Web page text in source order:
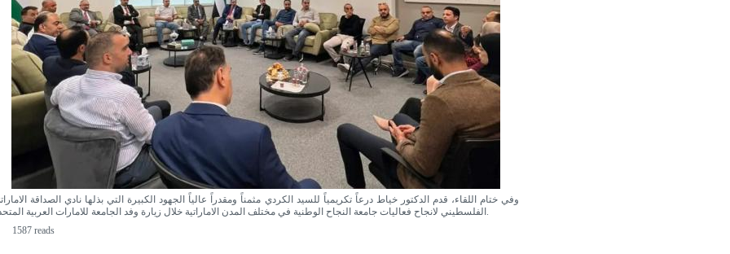
وفي ختام اللقاء، قدم الدكتور خياط درعاً تكريمياً للسيد الكردي مثمناً ومقدراً عالياً الجهود الكبيرة التي بذلها نادي الصداقة
1587 reads